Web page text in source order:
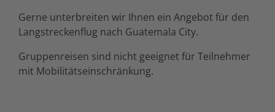
Gerne unterbreiten wir Ihnen ein Angebot für den
Langstreckenflug nach Guatemala City.
Gruppenreisen sind nicht geeignet für Teilnehmer
mit Mobilitätseinschränkung.